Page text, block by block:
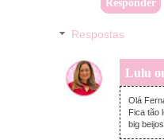
Responder
Respostas
Lulu
Olá
Fica tão
big beijos